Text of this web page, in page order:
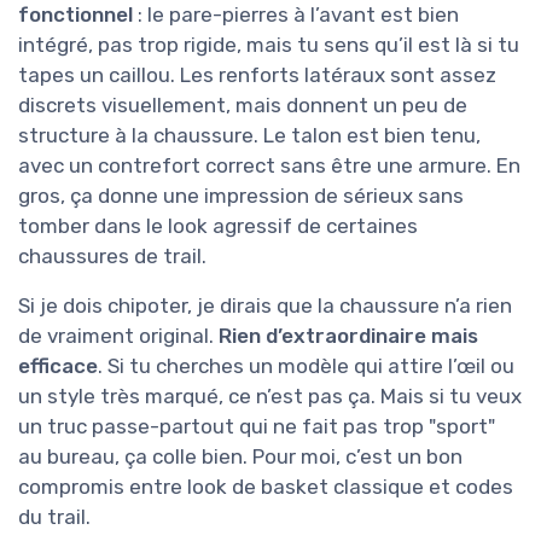
fonctionnel : le pare-pierres à l’avant est bien
intégré, pas trop rigide, mais tu sens qu’il est là si tu
tapes un caillou. Les renforts latéraux sont assez
discrets visuellement, mais donnent un peu de
structure à la chaussure. Le talon est bien tenu,
avec un contrefort correct sans être une armure. En
gros, ça donne une impression de sérieux sans
tomber dans le look agressif de certaines
chaussures de trail.
Si je dois chipoter, je dirais que la chaussure n’a rien
de vraiment original. Rien d’extraordinaire mais
efficace. Si tu cherches un modèle qui attire l’œil ou
un style très marqué, ce n’est pas ça. Mais si tu veux
un truc passe-partout qui ne fait pas trop "sport"
au bureau, ça colle bien. Pour moi, c’est un bon
compromis entre look de basket classique et codes
du trail.